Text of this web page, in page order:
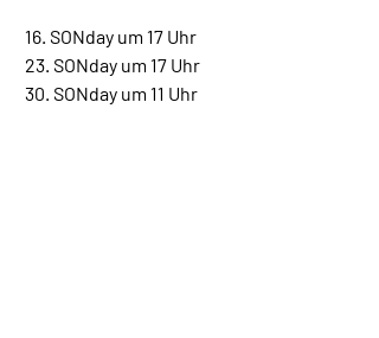
16. SONday um 17 Uhr
23. SONday um 17 Uhr
30. SONday um 11 Uhr